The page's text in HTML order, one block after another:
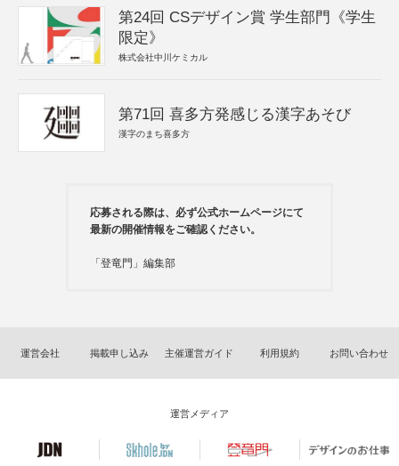
第24回 CSデザイン賞 学生部門《学生
限定》
株式会社中川ケミカル
第71回 喜多方発感じる漢字あそび
漢字のまち喜多方
応募される際は、必ず公式ホームページにて
最新の開催情報をご確認ください。
「登竜門」編集部
運営会社 掲載申し込み 主催運営ガイド 利用規約 お問い合わせ
運営メディア